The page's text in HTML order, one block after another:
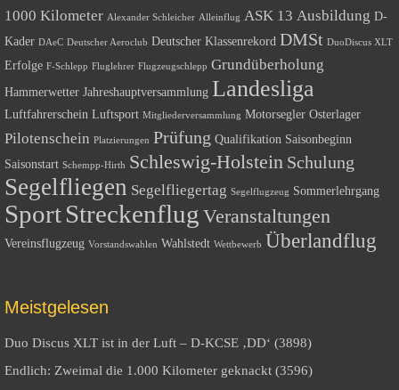
1000 Kilometer Alexander Schleicher Alleinflug ASK 13 Ausbildung D-
Kader DAeC Deutscher Aeroclub Deutscher Klassenrekord DMSt DuoDiscus XLT
Erfolge F-Schlepp Fluglehrer Flugzeugschlepp Grundüberholung
Hammerwetter Jahreshauptversammlung Landesliga
Luftfahrerschein Luftsport Mitgliederversammlung Motorsegler Osterlager
Pilotenschein Platzierungen Prüfung Qualifikation Saisonbeginn
Saisonstart Schempp-Hirth Schleswig-Holstein Schulung
Segelfliegen Segelfliegertag Segelflugzeug Sommerlehrgang
SportStreckenflug Veranstaltungen
Vereinsflugzeug Vorstandswahlen Wahlstedt Wettbewerb Überlandflug
Meistgelesen
Duo Discus XLT ist in der Luft – D-KCSE ‚DD‘ (3898)
Endlich: Zweimal die 1.000 Kilometer geknackt (3596)